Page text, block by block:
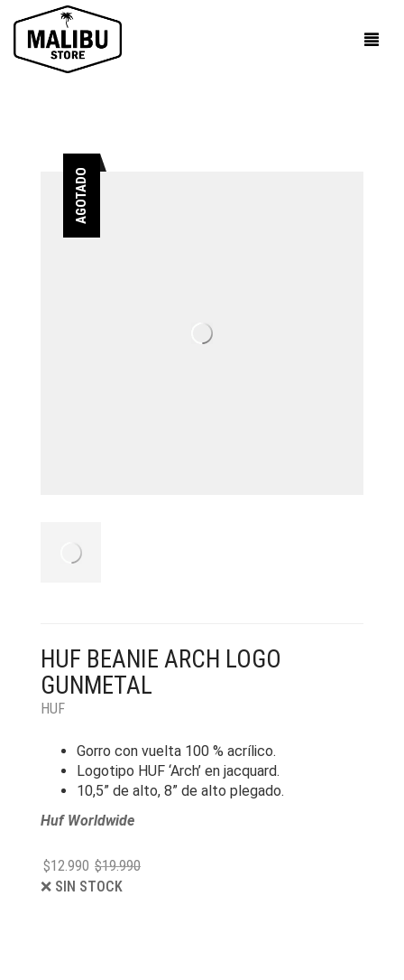
AGOTADO
HUF BEANIE ARCH LOGO
GUNMETAL
HUF
Gorro con vuelta 100 % acrílico.
Logotipo HUF ‘Arch’ en jacquard.
10,5” de alto, 8” de alto plegado.
Huf Worldwide
$19.990
$12.990
❌ SIN STOCK